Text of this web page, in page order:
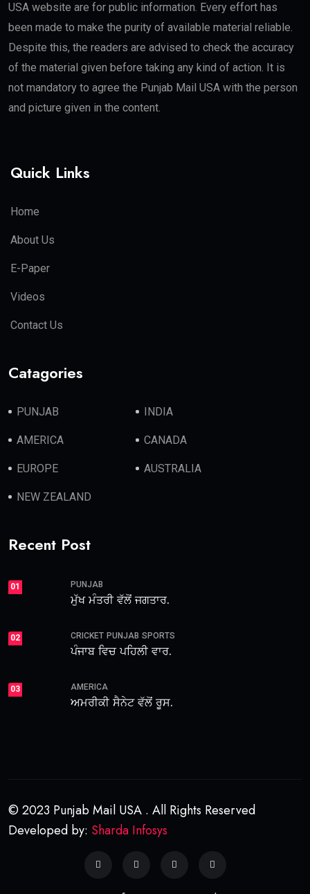
USA website are for public information. Every effort has
been made to make the purity of available material reliable.
Despite this, the readers are advised to check the accuracy
of the material given before taking any kind of action. It is
not mandatory to agree the Punjab Mail USA with the person
and picture given in the content.
Quick Links
Home
About Us
E-Paper
Videos
Contact Us
Catagories
PUNJAB INDIA
AMERICA CANADA
EUROPE AUSTRALIA
NEW ZEALAND
Recent Post
01 PUNJAB
ਮੁੱਖ ਮੰਤਰੀ ਵੱਲੋਂ ਜਗਤਾਰ.
02 CRICKET PUNJAB SPORTS
ਪੰਜਾਬ ਵਿਚ ਪਹਿਲੀ ਵਾਰ.
03 AMERICA
ਅਮਰੀਕੀ ਸੈਨੇਟ ਵੱਲੋਂ ਰੂਸ.
© 2023 Punjab Mail USA . All Rights Reserved
Developed by: Sharda Infosys